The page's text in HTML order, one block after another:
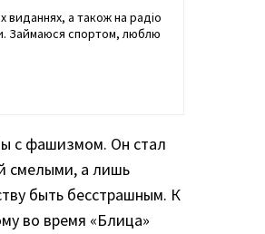
виданнях, а також на радіо
Займаюся спортом, люблю
с фашизмом. Он стал
смелыми, а лишь
быть бесстрашным. К
во время «Блица»